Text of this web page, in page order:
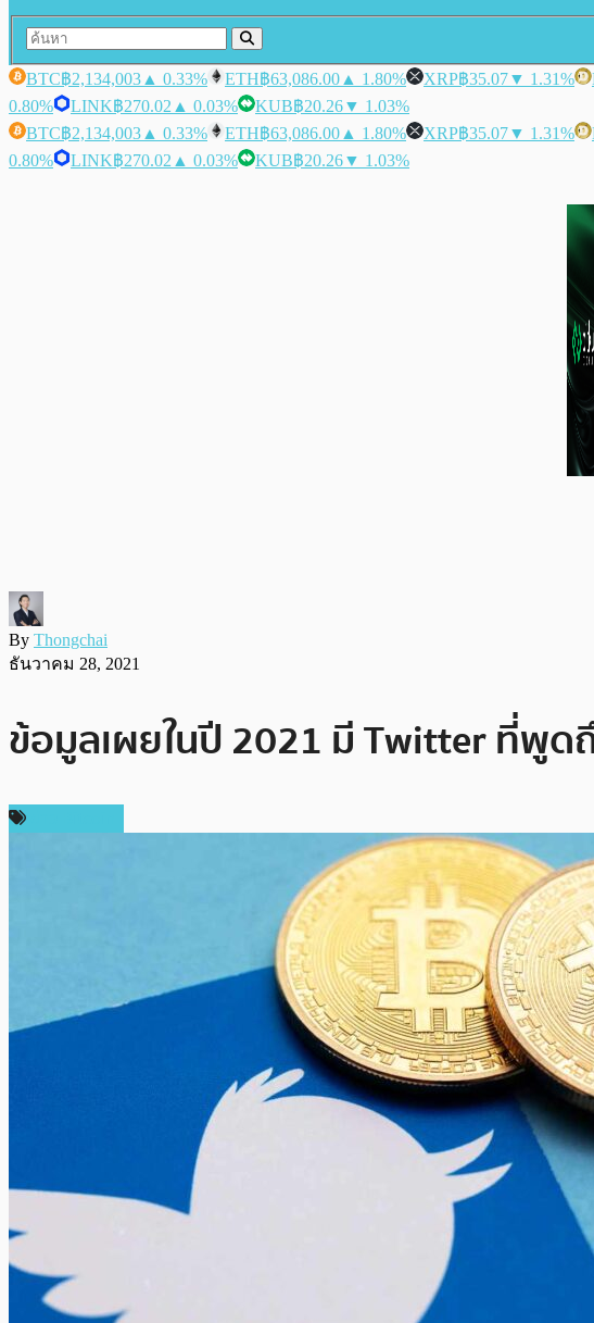
BTC฿2,134,003 ▲ 0.33% ETH฿63,086.00 ▲ 1.80% XRP฿35.07▼ 1.31%
0.80%
LINK฿270.02 ▲ 0.03% KUB฿20.26▼ 1.03%
BTC฿2,134,003 ▲ 0.33% ETH฿63,086.00 ▲ 1.80% XRP฿35.07▼ 1.31%
0.80%
LINK฿270.02 ▲ 0.03% KUB฿20.26▼ 1.03%
By Thongchai
ธันวาคม 28, 2021
ข้อมูลเผยในปี 2021 มี Twitter ที่พู